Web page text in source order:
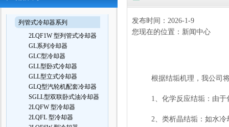
列管式冷却器系列
2LQF1W 型列管式冷却器
GL系列冷却器
GLC型冷却器
GLL型卧式冷却器
GLL型立式冷却器
GLQ型汽轮机配套冷却器
SGLL型双联卧式油冷却器
2LQFW 型冷却器
2LQFL 型冷却器
发布时间：2026-1-9
您现在的位置：新闻中心
根据结垢机理，我公司
1、化学反应结垢：由于
2、类析晶结垢：如水冷却